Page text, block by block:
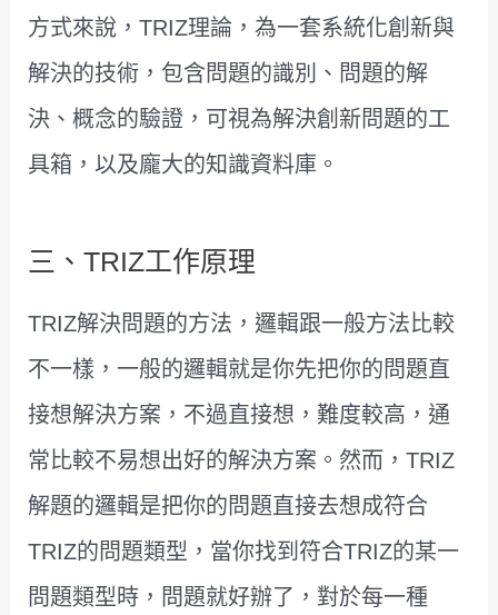
方式來說，TRIZ理論，為一套系統化創新與
解決的技術，包含問題的識別、問題的解
決、概念的驗證，可視為解決創新問題的工
具箱，以及龐大的知識資料庫。
三、TRIZ工作原理
TRIZ解決問題的方法，邏輯跟一般方法比較
不一樣，一般的邏輯就是你先把你的問題直
接想解決方案，不過直接想，難度較高，通
常比較不易想出好的解決方案。然而，TRIZ
解題的邏輯是把你的問題直接去想成符合
TRIZ的問題類型，當你找到符合TRIZ的某一
問題類型時，問題就好辦了，對於每一種